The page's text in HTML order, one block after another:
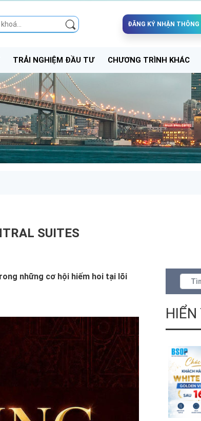
ĐĂNG KÝ NHẬN
TRẢI NGHIỆM ĐẦU TƯ CHƯƠNG TRÌNH KHÁC
SUITES
những cơ hội hiếm hoi tại lõi